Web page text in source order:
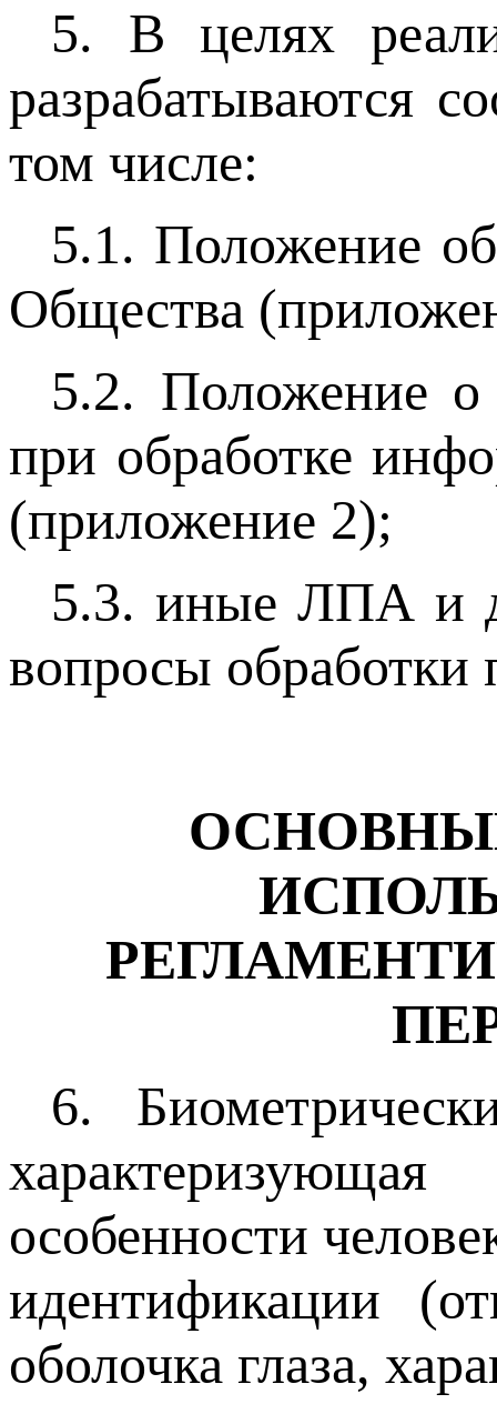
5. В целях
разрабатываются
том числе:
5.1. Положение
Общества
5.2. Положение о
при обработке
(приложение 2);
5.3. иные ЛПА и
вопросы
6.
особенности
идентификации
оболочка глаза,